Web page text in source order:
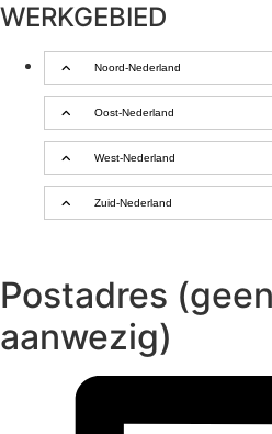
WERKGEBIED
Noord-Nederland
Oost-Nederland
West-Nederland
Zuid-Nederland
Postadres
aanwezig)